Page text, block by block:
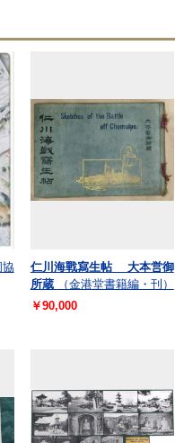
協
仁川海戰寫生帖 大本営御
所蔵
（金港堂書籍編・刊）
￥90,000